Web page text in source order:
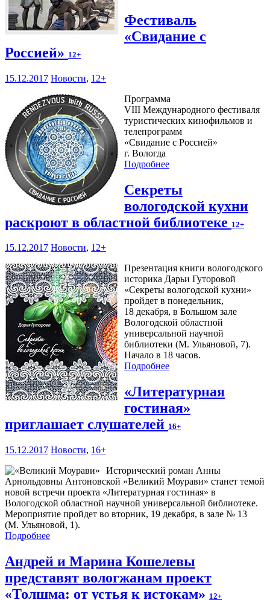
Фестиваль
«Свидание с
Россией» 12+
15.12.2017 Новости, 12+
Программа
VIII Международного фестиваля
туристических кинофильмов и
телепрограмм
«Свидание с Россией»
г. Вологда
Подробнее
Секреты
вологодской кухни
раскроют в областной библиотеке 12+
15.12.2017 Новости, 12+
Презентация книги вологодского
историка Дарьи Гуторовой
«Секреты вологодской кухни»
пройдет в понедельник,
18 декабря, в Большом зале
Вологодской областной
универсальной научной
библиотеки (М. Ульяновой, 7).
Начало в 18 часов.
Подробнее
«Литературная
гостиная»
приглашает слушателей 16+
15.12.2017 Новости, 16+
Исторический роман Анны
Арнольдовны Антоновской «Великий Моурави» станет темой
новой встречи проекта «Литературная гостиная» в
Вологодской областной научной универсальной библиотеке.
Мероприятие пройдет во вторник, 19 декабря, в зале № 13
(М. Ульяновой, 1).
Подробнее
Андрей и Марина Кошелевы
представят вологжанам проект
«Толшма: от устья к истокам» 12+